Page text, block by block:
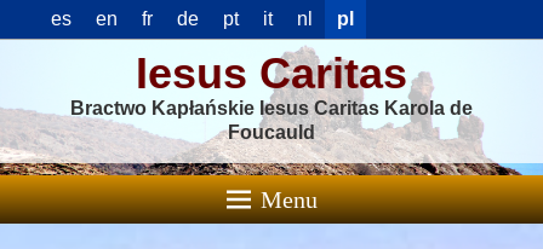
es en fr de pt it nl pl
Iesus Caritas
Bractwo Kapłańskie Iesus Caritas Karola de
Foucauld
Menu